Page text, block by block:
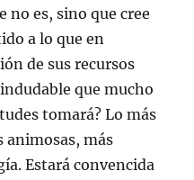
no es, sino que cree
a lo que en
de sus recursos
que mucho
tomará? Lo más
animosas, más
Estará convencida